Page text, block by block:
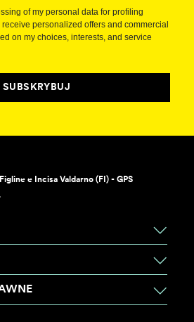
of my personal data for profiling
personalized offers and commercial
on my choices, interests, and service
SUBSKRYBUJ
e Incisa Valdarno (FI) - GPS